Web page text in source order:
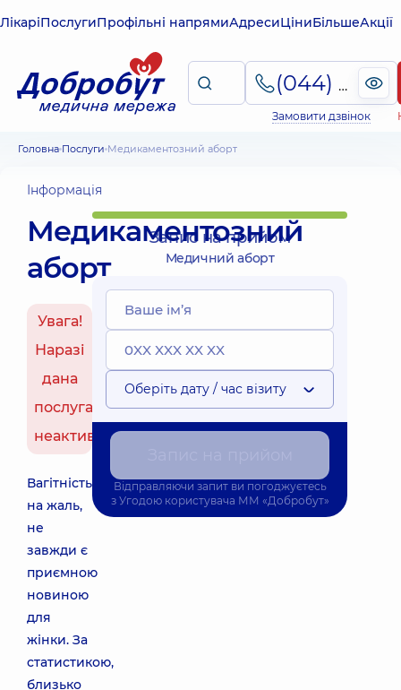
ЛікаріПослугиПрофільні напрямиАдресиЦіниБільшеАкції
(044) 495-2-888
Замовити дзвінок
Головна Послуги Медикаментозний аборт
Інформація
Медикаментозний
аборт
Увага!
Наразі
дана
послуга
неактивна
Вагітність,
на жаль,
не
завжди є
приємною
новиною
для
жінки. За
статистикою,
близько
Запис на прийом
Медичний аборт
Оберіть дату / час візиту
Відправляючи запит ви погоджуєтесь
з Угодою користувача ММ «Добробут»